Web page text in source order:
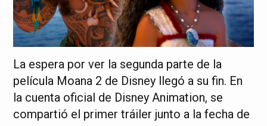
La espera por ver la segunda parte de la
película Moana 2 de Disney llegó a su fin. En
la cuenta oficial de Disney Animation, se
compartió el primer tráiler junto a la fecha de